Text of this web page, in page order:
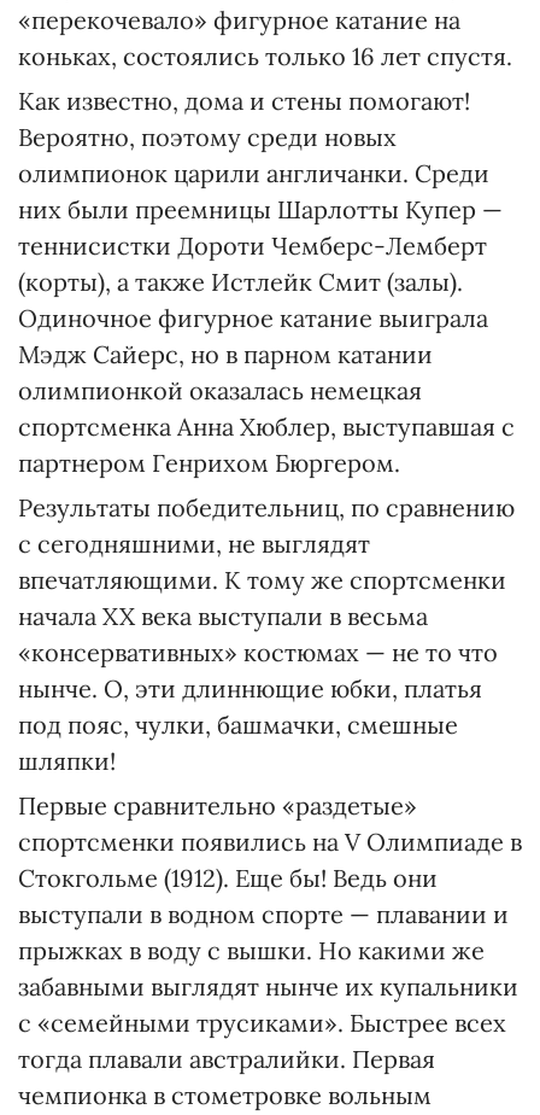
«перекочевало» фигурное катание на
коньках, состоялись только 16 лет спустя.
Как известно, дома и стены помогают!
Вероятно, поэтому среди новых
олимпионок царили англичанки. Среди
них были преемницы Шарлотты Купер —
теннисистки Дороти Чемберс-Лемберт
(корты), а также Истлейк Смит (залы).
Одиночное фигурное катание выиграла
Мэдж Сайерс, но в парном катании
олимпионкой оказалась немецкая
спортсменка Анна Хюблер, выступавшая с
партнером Генрихом Бюргером.
Результаты победительниц, по сравнению
с сегодняшними, не выглядят
впечатляющими. К тому же спортсменки
начала XX века выступали в весьма
«консервативных» костюмах — не то что
нынче. О, эти длиннющие юбки, платья
под пояс, чулки, башмачки, смешные
шляпки!
Первые сравнительно «раздетые»
спортсменки появились на V Олимпиаде в
Стокгольме (1912). Еще бы! Ведь они
выступали в водном спорте — плавании и
прыжках в воду с вышки. Но какими же
забавными выглядят нынче их купальники
с «семейными трусиками». Быстрее всех
тогда плавали австралийки. Первая
чемпионка в стометровке вольным